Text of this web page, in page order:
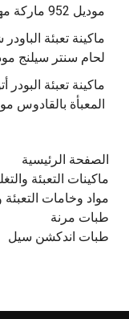
موديل 952 ماركة مهندس منسي
‫ماكينة تعبئة
‫ماكينة تعبئة البودر
الصفحة الرئيسية
ماكينات التعبئة
مواد وخامات التعبئة
طبات مرنة
طبات اندكشن سيل